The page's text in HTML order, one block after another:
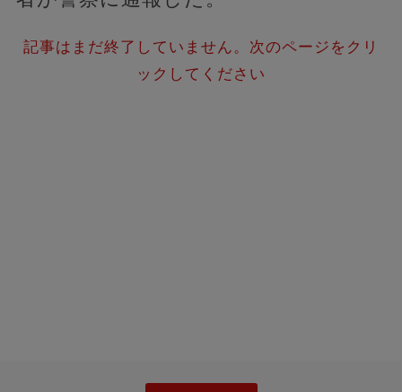
記事はまだ終了していません。次のページをクリ
ックしてください